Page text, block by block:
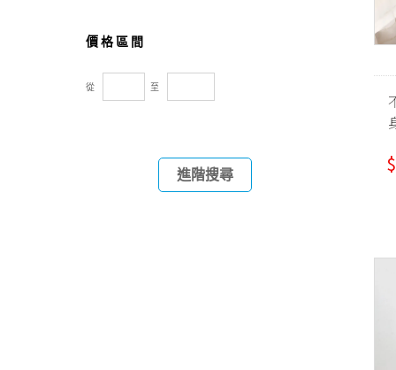
價格區間
從 至
進階搜尋